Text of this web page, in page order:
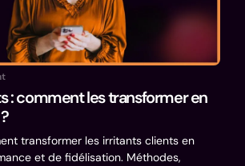
: comment les transformer en
transformer les irritants clients en
et de fidélisation. Méthodes,